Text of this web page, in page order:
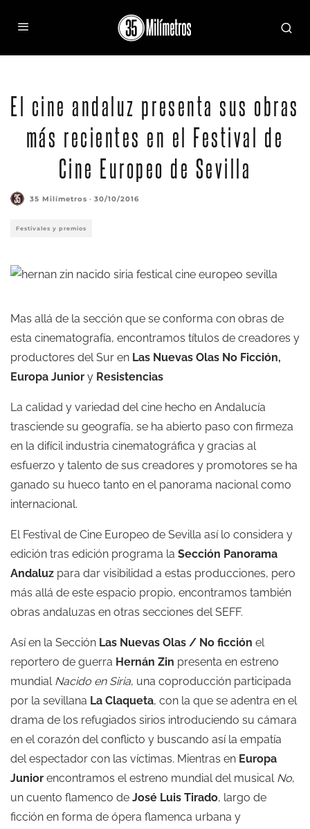
El cine andaluz presenta sus obras
más recientes en el Festival de
Cine Europeo de Sevilla
35 Milímetros · 30/10/2016
Festivales y premios
Mas allá de la sección que se conforma con obras de
esta cinematografía, encontramos títulos de creadores y
productores del Sur en Las Nuevas Olas No Ficción,
Europa Junior y Resistencias
La calidad y variedad del cine hecho en Andalucía
trasciende su geografía, se ha abierto paso con firmeza
en la difícil industria cinematográfica y gracias al
esfuerzo y talento de sus creadores y promotores se ha
ganado su hueco tanto en el panorama nacional como
internacional.
El Festival de Cine Europeo de Sevilla así lo considera y
edición tras edición programa la Sección Panorama
Andaluz para dar visibilidad a estas producciones, pero
más allá de este espacio propio, encontramos también
obras andaluzas en otras secciones del SEFF.
Así en la Sección Las Nuevas Olas / No ficción el
reportero de guerra Hernán Zin presenta en estreno
mundial Nacido en Siria, una coproducción participada
por la sevillana La Claqueta, con la que se adentra en el
drama de los refugiados sirios introduciendo su cámara
en el corazón del conflicto y buscando así la empatía
del espectador con las víctimas. Mientras en Europa
Junior encontramos el estreno mundial del musical No,
un cuento flamenco de José Luis Tirado, largo de
ficción en forma de ópera flamenca urbana y